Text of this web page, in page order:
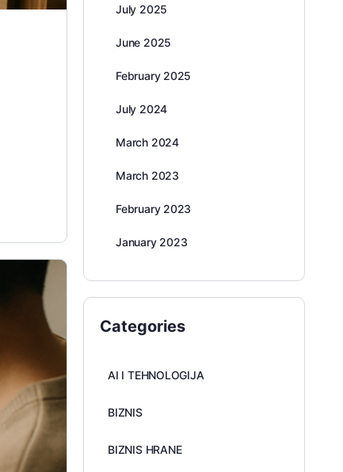
July 2025
June 2025
February 2025
July 2024
March 2024
March 2023
February 2023
January 2023
Categories
AI I TEHNOLOGIJA
BIZNIS
BIZNIS HRANE